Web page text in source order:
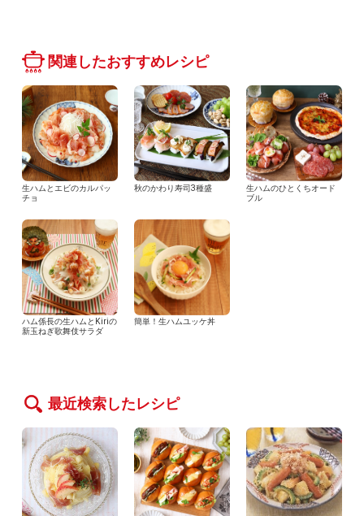
関連したおすすめレシピ
生ハムとエビのカルパッ
チョ
秋のかわり寿司3種盛
生ハムのひとくちオード
ブル
ハム係長の生ハムとKiriの
新玉ねぎ歌舞伎サラダ
簡単！生ハムユッケ丼
最近検索したレシピ